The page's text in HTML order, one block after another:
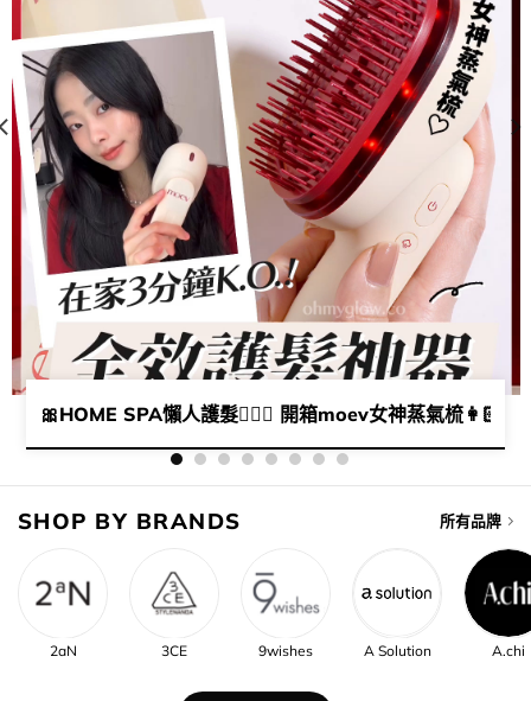
🎀HOME SPA懶人護髮💆🏻‍♀️​ 開箱moev女神蒸氣梳
都要由頭潤到落腳​😘​～
SHOP BY BRANDS 所有品牌
2aN 3CE 9wishes A Solution A.chi